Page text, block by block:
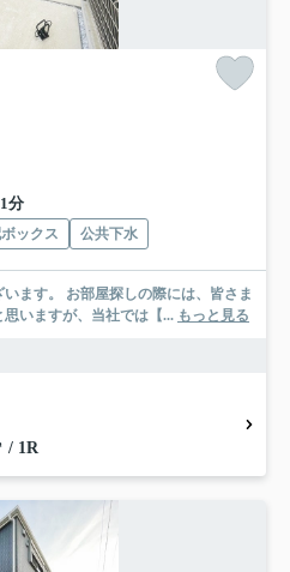
分
ックス 公共下水
には、皆さま
いますが、当社では【... もっと見る
/ 1R